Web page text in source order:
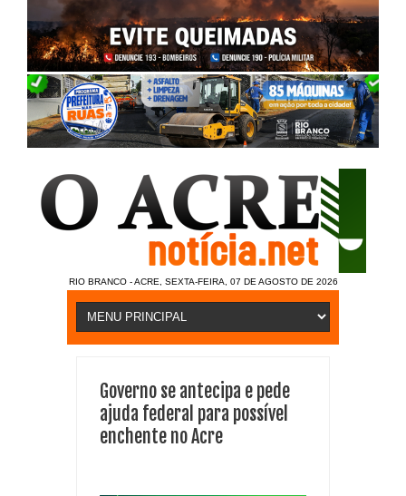
RIO BRANCO - ACRE, SEXTA-FEIRA, 07 DE AGOSTO DE 2026
Governo se antecipa e pede
ajuda federal para possível
enchente no Acre